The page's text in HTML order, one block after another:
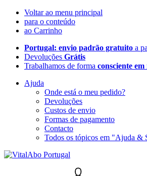
Voltar ao menu principal
para o conteúdo
ao Carrinho
Portugal: envio padrão gratuito a
Devoluções Grátis
Trabalhamos de forma consciente
Ajuda
Onde está o meu pedido?
Devoluções
Custos de envio
Formas de pagamento
Contacto
Todos os tópicos em "Ajuda &